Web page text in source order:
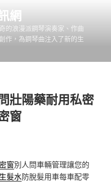
網
的浪漫派鋼琴演奏家、作曲
作，為鋼琴曲注入了新的生
壯陽藥耐用私密
窗
窗別人問車輛管理讓您的
髮水防脫髮用車每車配零